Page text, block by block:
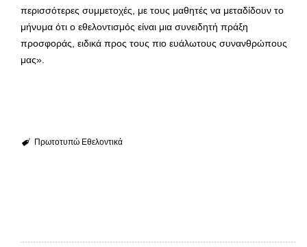
περισσότερες συμμετοχές, με τους μαθητές να μεταδίδουν το
μήνυμα ότι ο εθελοντισμός είναι μια συνειδητή πράξη
προσφοράς, ειδικά προς τους πιο ευάλωτους συνανθρώπους
μας».
Πρωτοτυπώ Εθελοντικά